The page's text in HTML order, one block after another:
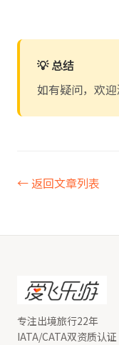
💡 总结
如有疑问，欢
← 返回文章列表
专注出境旅行22年
IATA/CATA双资质认证